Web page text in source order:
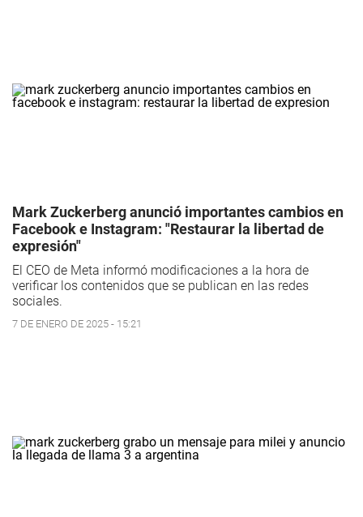
Mark Zuckerberg anunció importantes cambios en
Facebook e Instagram: "Restaurar la libertad de
expresión"
El CEO de Meta informó modificaciones a la hora de
verificar los contenidos que se publican en las redes
sociales.
7 DE ENERO DE 2025 - 15:21